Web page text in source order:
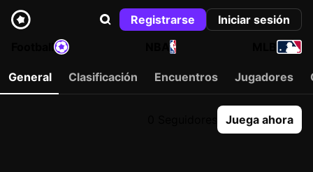
Registrarse
Iniciar sesión
NBA
General Clasificación Encuentros Jugadores
Juega ahora